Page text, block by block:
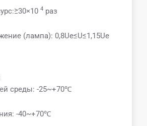
4 раз
(лампа): 0,8Ue≤U≤1,15Ue
среды: -25~+70℃
-40~+70℃